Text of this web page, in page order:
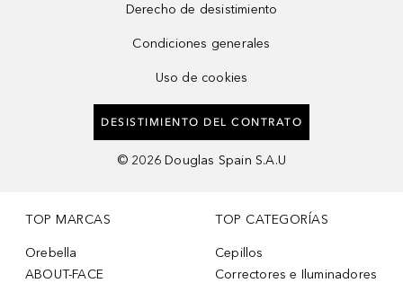
Derecho de desistimiento
Condiciones generales
Uso de cookies
DESISTIMIENTO DEL CONTRATO
© 2026 Douglas Spain S.A.U
TOP MARCAS
Orebella
ABOUT-FACE
TOP CATEGORÍAS
Cepillos
Correctores e Iluminadores